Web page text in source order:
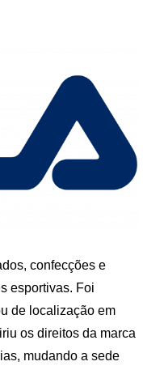
confecções e
esportivas. Foi
de localização em
os direitos da marca
mudando a sede